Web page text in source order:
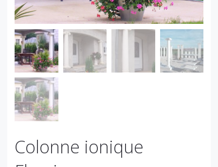
Colonne ionique